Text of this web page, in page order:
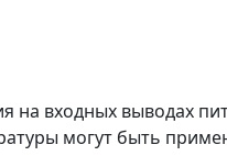
на входных выводах
могут быть